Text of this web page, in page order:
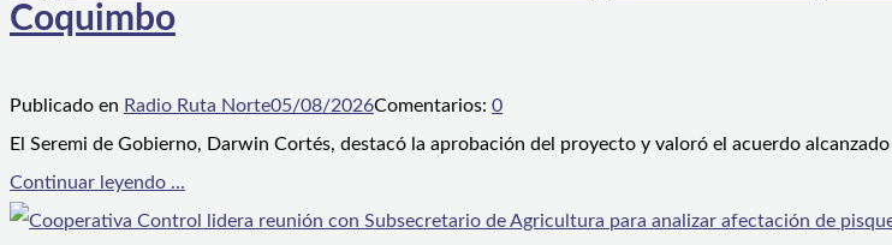
Coquimbo
Publicado en Radio Ruta Norte05/08/2026Comentarios: 0
El Seremi de Gobierno, Darwin Cortés, destacó la aprobación del proyecto y valoró el acuerdo
Continuar leyendo ...